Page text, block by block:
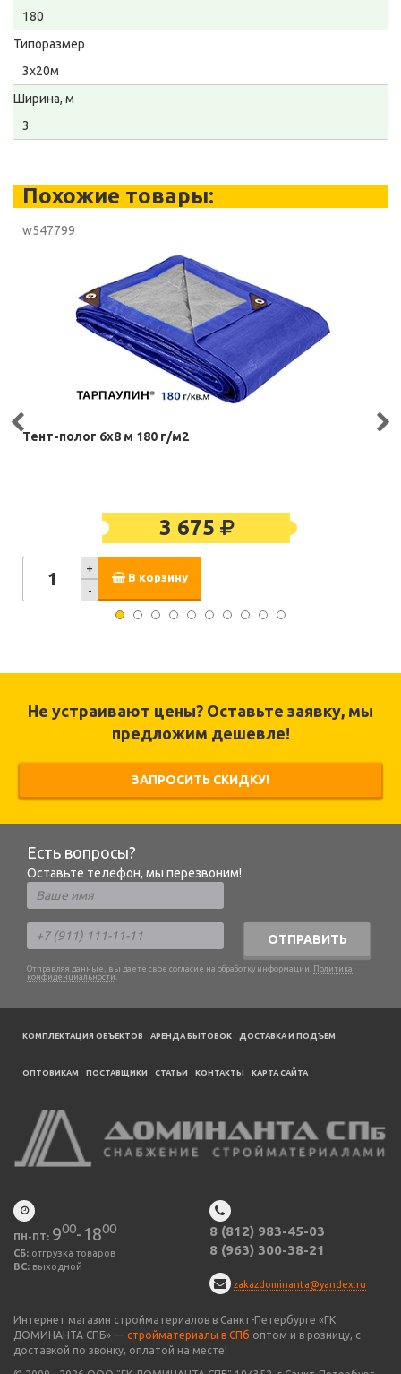
180
Типоразмер
3х20м
Ширина, м
3
Похожие товары:
w547799
Тент-полог 6х8 м 180 г/м2
3 675
+
-
В корзину
Не устраивают цены? Оставьте заявку, мы
предложим дешевле!
ЗАПРОСИТЬ СКИДКУ!
Есть вопросы?
Оставьте телефон, мы перезвоним!
ОТПРАВИТЬ
Отправляя данные, вы даете свое согласие на обработку информации. Политика
конфиденциальности .
КОМПЛЕКТАЦИЯ ОБЪЕКТОВ АРЕНДА БЫТОВОК ДОСТАВКА И ПОДЪЕМ
ОПТОВИКАМ ПОСТАВЩИКИ CТАТЬИ КОНТАКТЫ КАРТА САЙТА
ПН-ПТ: 900-1800
СБ: отгрузка товаров
ВС: выходной
8 (812) 983-45-03
8 (963) 300-38-21
zakazdominanta@yandex.ru
Интернет магазин стройматериалов в Санкт-Петербурге «ГК
ДОМИНАНТА СПБ» — стройматериалы в СПб оптом и в розницу, с
доставкой по звонку, оплатой на месте!